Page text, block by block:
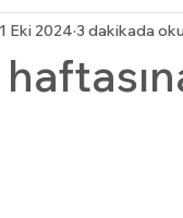
Eki 2024 3 dakikada